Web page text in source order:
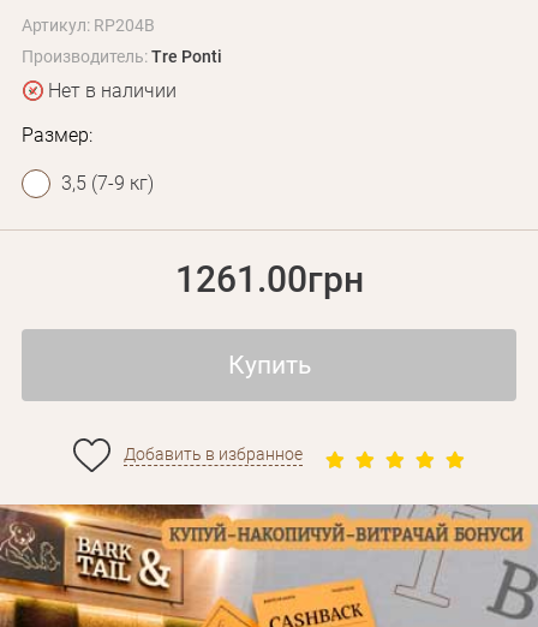
Артикул: RP204B
Производитель:Tre Ponti
Нет в наличии
Размер:
3,5 (7-9 кг)
1261.00грн
Купить
Добавить в избранное